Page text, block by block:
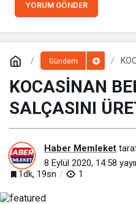
YORUM GÖNDER
Gündem
KOCASİNAN
SALÇASINI
Haber Memleket
8 Eylül 2020, 14:58
1dk, 19sn
1